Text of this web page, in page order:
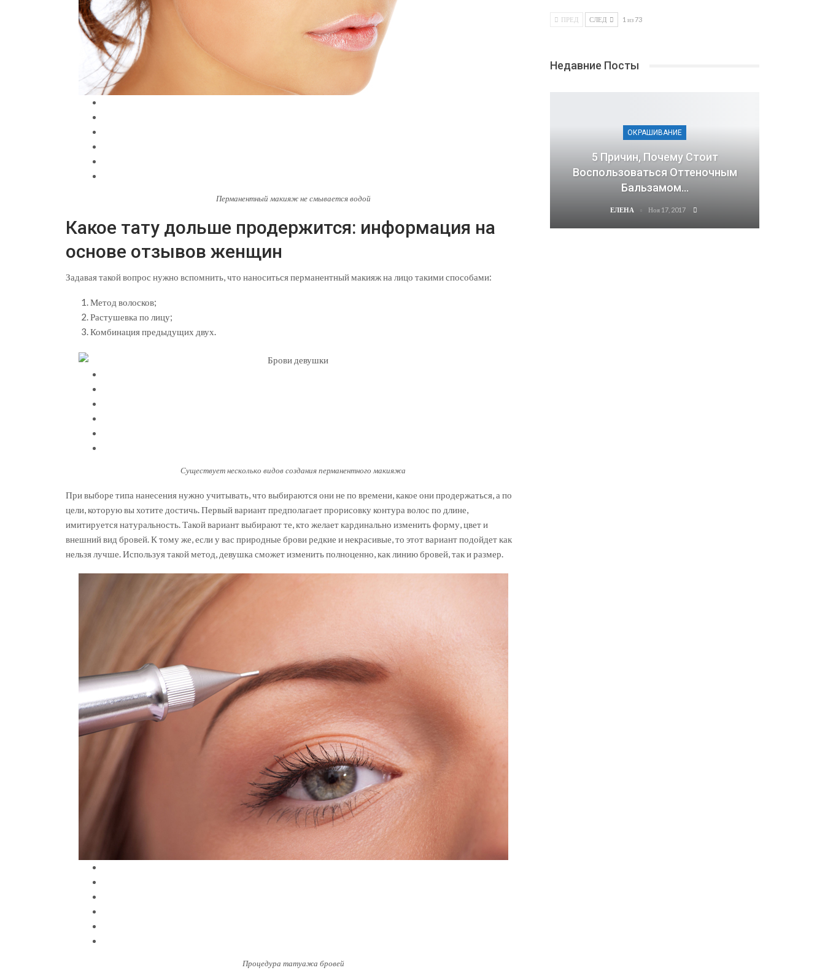
Перманентный макияж не смывается водой
Какое тату дольше продержится: информация на
основе отзывов женщин
Задавая такой вопрос нужно вспомнить, что наноситься перманентный макияж на лицо такими способами:
Метод волосков;
Растушевка по лицу;
Комбинация предыдущих двух.
Существует несколько видов создания перманентного макияжа
При выборе типа нанесения нужно учитывать, что выбираются они не по времени, какое они продержаться, а по
цели, которую вы хотите достичь. Первый вариант предполагает прорисовку контура волос по длине,
имитируется натуральность. Такой вариант выбирают те, кто желает кардинально изменить форму, цвет и
внешний вид бровей. К тому же, если у вас природные брови редкие и некрасивые, то этот вариант подойдет как
нельзя лучше. Используя такой метод, девушка сможет изменить полноценно, как линию бровей, так и размер.
Процедура татуажа бровей
ПРЕД СЛЕД 1 из 73
Недавние Посты
ОКРАШИВАНИЕ
5 Причин, Почему Стоит
Воспользоваться Оттеночным
Бальзамом…
ЕЛЕНА Ноя 17, 2017